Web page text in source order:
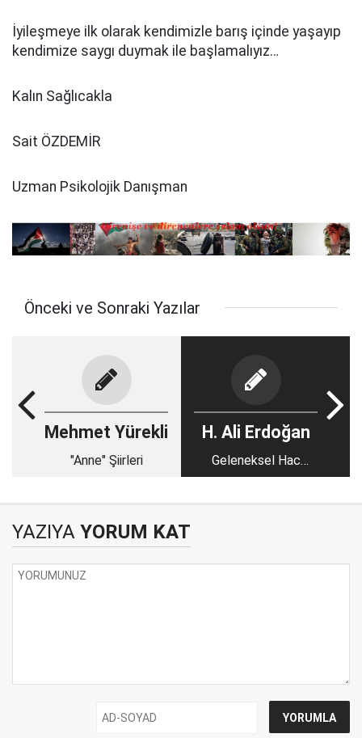
İyileşmeye ilk olarak kendimizle barış içinde yaşayıp
kendimize saygı duymak ile başlamalıyız…
Kalın Sağlıcakla
Sait ÖZDEMİR
Uzman Psikolojik Danışman
Önceki ve Sonraki Yazılar
Mehmet Yürekli
"Anne" Şiirleri
H. Ali Erdoğan
Geleneksel Hac
Algısının Fıkhî ve
YAZIYA YORUM KAT